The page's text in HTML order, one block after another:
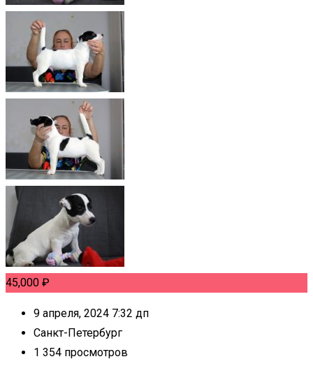
45,000 ₽
9 апреля, 2024 7:32 дп
Санкт-Петербург
1 354 просмотров